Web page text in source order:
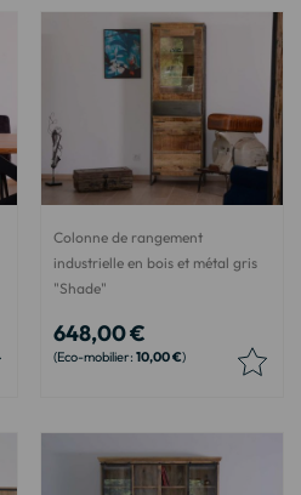
Colonne de rangement
industrielle en bois et métal gris
"Shade"
648,00 €
10,00 €